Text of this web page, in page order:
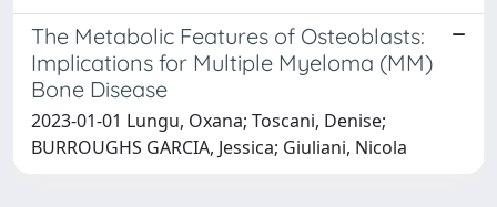
The Metabolic Features of Osteoblasts:
Implications for Multiple Myeloma (MM)
Bone Disease
2023-01-01 Lungu, Oxana; Toscani, Denise;
BURROUGHS GARCIA, Jessica; Giuliani, Nicola